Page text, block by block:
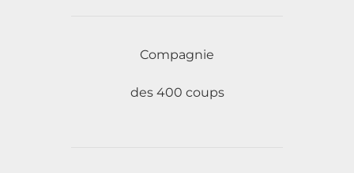
Compagnie
des 400 coups